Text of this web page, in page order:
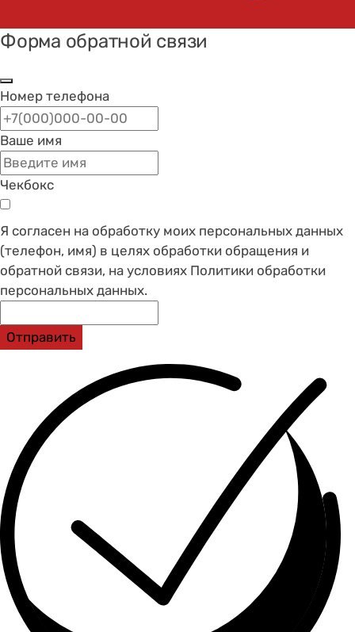
Форма обратной связи
Номер телефона
Ваше имя
Чекбокс
Я согласен на обработку моих персональных данных
(телефон, имя) в целях обработки обращения и
обратной связи, на условиях Политики обработки
персональных данных.
Отправить